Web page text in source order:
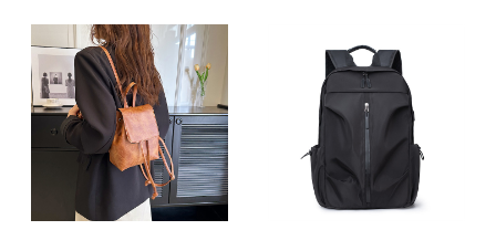
ック レッド ホワイト K-B0300
ン ブラウン ホワイト ワンサイズ
K-B0266